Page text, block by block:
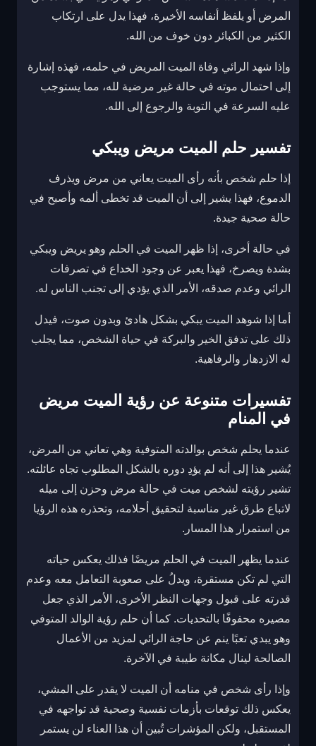
المرض أو يلفظ أنفاسه الأخيرة، فهذا يدل على ارتكاب
الكثير من الكبائر دون خوف من الله.
وإذا شهد الرائي وفاة الميت المريض في حلمه، فهذه إشارة
إلى احتمال موته في حالة غير مرضية لله، مما يستوجب
عليه السرعة في التوبة والرجوع إلى الله.
تفسير حلم الميت مريض ويبكي
إذا حلم شخص بأنه رأى الميت يعاني من مرض ويذرف
الدموع، فهذا يشير إلى أن الميت قد تخطى ألمه وأصبح في
حالة صحية جيدة.
في حالة أخرى، إذا ظهر الميت في الحلم وهو يريض ويبكي
بشدة ويصرخ، فهذا يعبر عن وجود الخداع في تصرفات
الرائي وعدم صدقه، الأمر الذي يؤدي إلى تجنب الناس له.
أما إذا شوهد الميت يبكي بشكل هادئ وبدون صوت، فيدل
ذلك على تدفق الخير والبركة في حياة الشخص، مما يجلب
له الازدهار والرفاهية.
تفسيرات متنوعة عن رؤية الميت مريض
في المنام
عندما يحلم شخص بوالدته المتوفية وهي تعاني من المرض،
يُشير هذا إلى أنه لم يؤدِ دوره بالشكل المطلوب تجاه عائلته.
تشير رؤيته لشخص ميت في حالة مرض وحزن إلى ميله
لاتباع طرق غير مناسبة لتحقيق أحلامه، وتحذره هذه الرؤيا
من استمرار هذا المسار.
عندما يظهر الميت في الحلم مريضًا فذلك يعكس حياته
التي لم تكن مستقرة، ويدلُ على صعوبة التعامل معه وعدم
قدرته على قبول وجهات النظر الأخرى، الأمر الذي جعل
مصيره محفوفًا بالتحديات. كما أن حلم رؤية الوالد المتوفي
وهو يبدي تعبًا ينم عن حاجة الرائي لمزيد من الأعمال
الصالحة لينال مكانة طيبة في الآخرة.
وإذا رأى شخص في منامه أن الميت لا يقدر على المشي،
يعكس ذلك توقعات بأزمات نفسية وصحية قد تواجهه في
المستقبل، ولكن المؤشرات تُبين أن هذا العناء لن يستمر